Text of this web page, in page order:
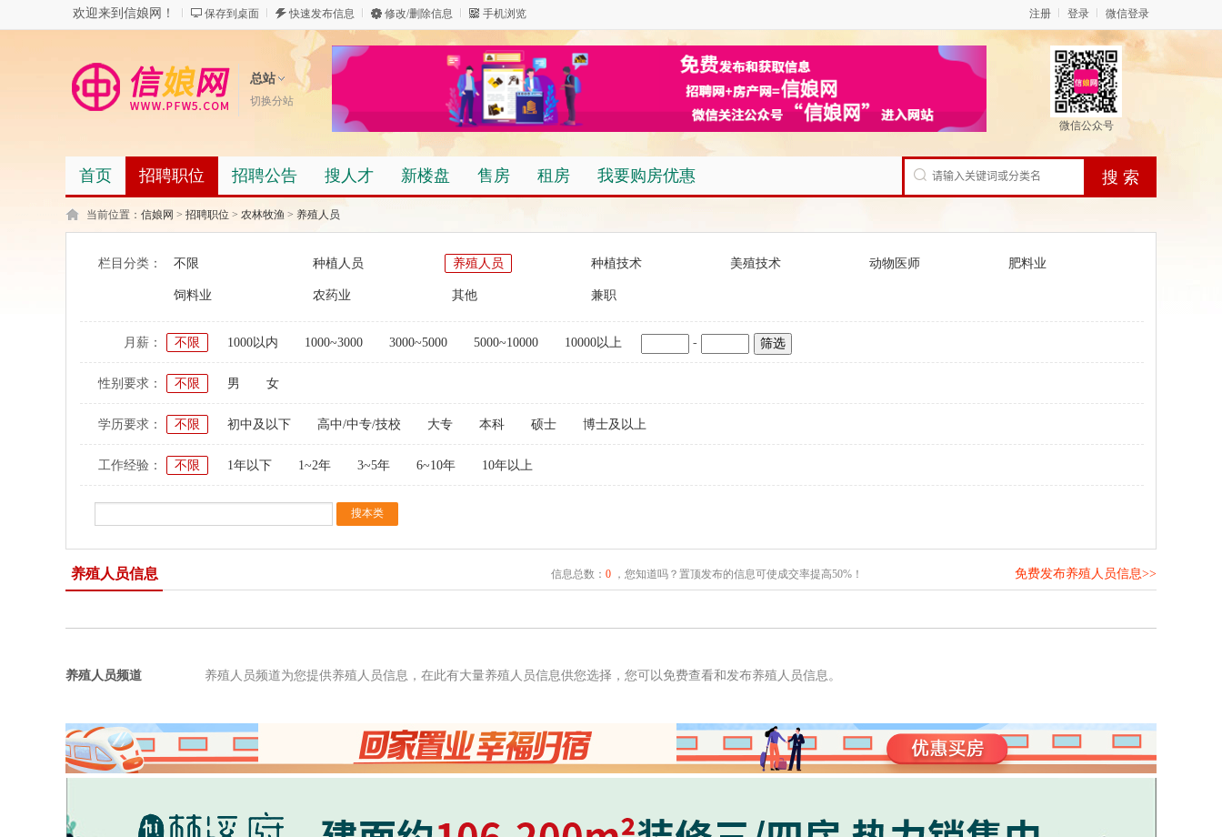
欢迎来到信娘网！ 保存到桌面 快速发布信息 修改/删除信息 手机浏览 微信登录
登录
注册
总站
切换分站
微信公众号
首页 招聘职位 招聘公告 搜人才 新楼盘 售房 租房 我要购房优惠
当前位置： 信娘网 > 招聘职位 > 农林牧渔 > 养殖人员
栏目分类： 不限 种植人员 养殖人员 种植技术 美殖技术 动物医师 肥料业
饲料业 农药业 其他 兼职
月薪： 不限 1000以内 1000~3000 3000~5000 5000~10000 10000以上 - 筛选
性别要求： 不限 男 女
学历要求： 不限 初中及以下 高中/中专/技校 大专 本科 硕士 博士及以上
工作经验： 不限 1年以下 1~2年 3~5年 6~10年 10年以上
养殖人员信息 信息总数： 0，您知道吗？置顶发布的信息可使成交率提高50%！ 免费发布养殖人员信息>>
养殖人员频道 养殖人员频道为您提供养殖人员信息，在此有大量养殖人员信息供您选择，您可以免费查看和发布养殖人员信息。